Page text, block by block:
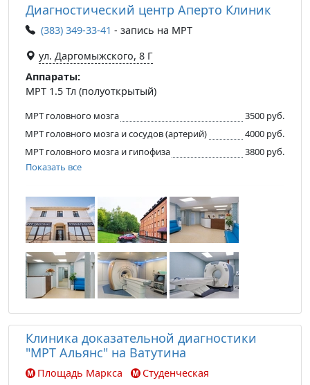
Диагностический центр Аперто Клиник
(383) 349-33-41 - запись на МРТ
ул. Даргомыжского, 8 Г
Аппараты:
МРТ 1.5 Тл (полуоткрытый)
МРТ головного мозга
3500 руб.
МРТ головного мозга и сосудов (артерий)
4000 руб.
МРТ головного мозга и гипофиза
3800 руб.
Показать все
Клиника доказательной диагностики
"МРТ Альянс" на Ватутина
Площадь Маркса
Студенческая